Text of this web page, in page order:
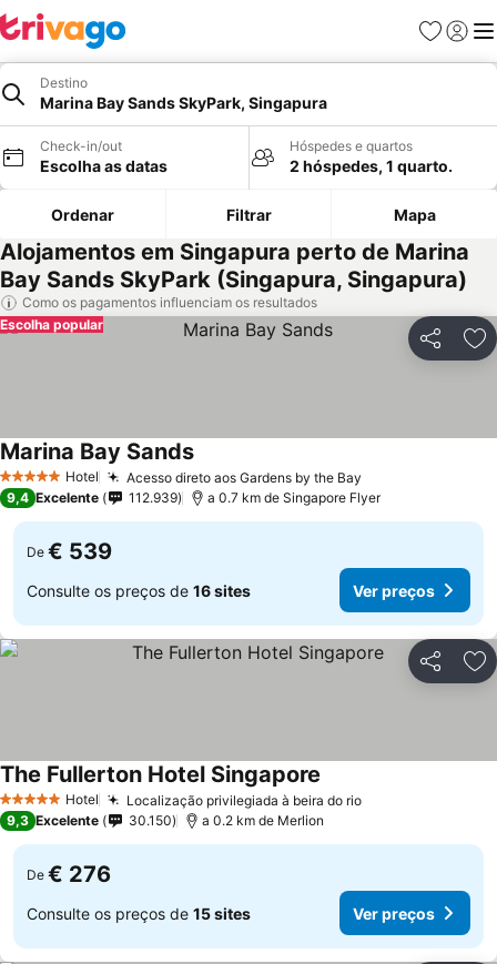
Favoritos
Iniciar
Destino
Marina Bay Sands SkyPark, Singapura
Check-in/out
Escolha as datas
Hóspedes e quartos
2 hóspedes, 1 quarto.
Ordenar Filtrar Mapa
Alojamentos em Singapura perto de Marina
Bay Sands SkyPark (Singapura, Singapura)
Como os pagamentos influenciam os resultados
Partilhar
Escolha popular
5 Estrelas Hotel Acesso direto aos Gardens by the Bay
Marina Bay Sands
9,4 Excelente 112.939 a 0.7 km de Singapore Flyer
De € 539
Consulte os preços de 16 sites Ver preços
Partilhar
5 Estrelas Hotel Localização privilegiada à beira do rio
The Fullerton Hotel Singapore
9,3 Excelente 30.150 a 0.2 km de Merlion
De € 276
Consulte os preços de 15 sites Ver preços